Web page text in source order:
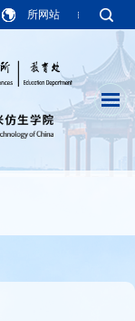
所网站